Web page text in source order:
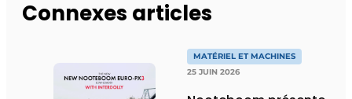
Connexes articles
MATÉRIEL ET MACHINES
25 JUIN 2026